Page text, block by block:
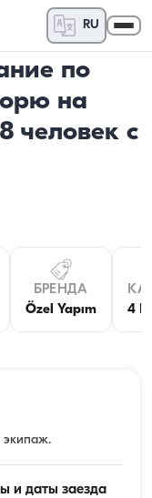
RU
по
на
человек с
БРЕНДА
Özel Yapım
4
экипаж.
и даты заезда